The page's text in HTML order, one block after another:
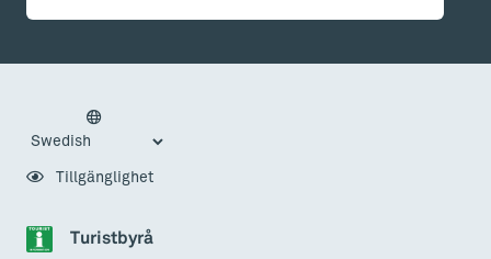
Turistbyrå
Tillgänglighet